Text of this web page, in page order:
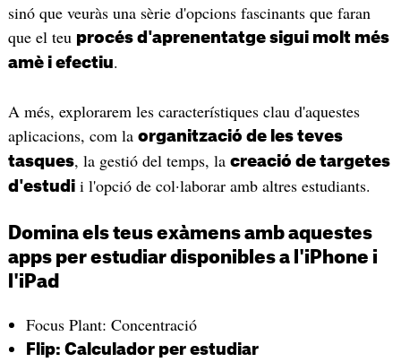
sinó que veuràs una sèrie d'opcions fascinants que faran
que el teu procés d'aprenentatge sigui molt més
amè i efectiu.
A més, explorarem les característiques clau d'aquestes
aplicacions, com la organització de les teves
tasques, la gestió del temps, la creació de targetes
d'estudii l'opció de col·laborar amb altres estudiants.
Domina els teus exàmens amb aquestes
apps per estudiar disponibles a l'iPhone i
l'iPad
Focus Plant: Concentració
Flip: Calculador per estudiar